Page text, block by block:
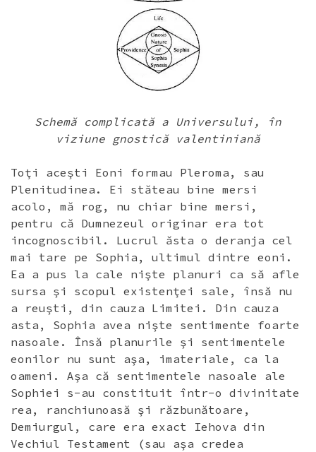
Schemă complicată a Universului, în
viziune gnostică valentiniană
Toţi aceşti Eoni formau Pleroma, sau
Plenitudinea. Ei stăteau bine mersi
acolo, mă rog, nu chiar bine mersi,
pentru că Dumnezeul originar era tot
incognoscibil. Lucrul ăsta o deranja cel
mai tare pe Sophia, ultimul dintre eoni.
Ea a pus la cale nişte planuri ca să afle
sursa şi scopul existenţei sale, însă nu
a reuşti, din cauza Limitei. Din cauza
asta, Sophia avea nişte sentimente foarte
nasoale. Însă planurile şi sentimentele
eonilor nu sunt aşa, imateriale, ca la
oameni. Aşa că sentimentele nasoale ale
Sophiei s-au constituit într-o divinitate
rea, ranchiunoasă şi răzbunătoare,
Demiurgul, care era exact Iehova din
Vechiul Testament (sau aşa credea